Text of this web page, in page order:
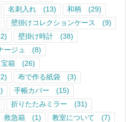
名刺入れ (13) 和柄
(29)
壁掛けコレクションケース
(9)
壁掛け時計
(38)
ージュ
(8)
宝箱
(26)
布で作る紙袋
(3)
手帳カバー
(15)
折りたたみミラー
(31)
救急箱 (1) 教室について
(7)